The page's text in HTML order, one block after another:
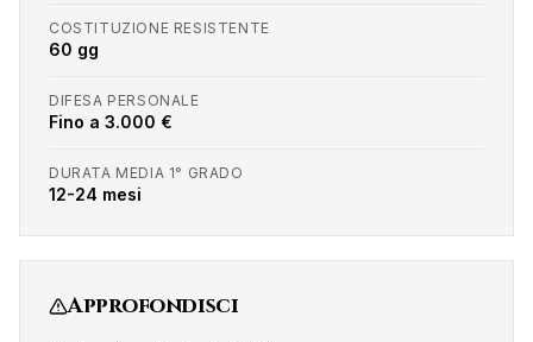
COSTITUZIONE RESISTENTE
60 gg
DIFESA PERSONALE
Fino a 3.000 €
DURATA MEDIA 1° GRADO
12-24 mesi
Approfondisci